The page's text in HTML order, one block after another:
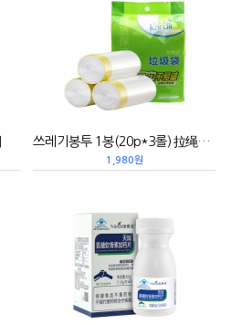
쓰레기봉투 1봉(20p*3롤) 拉绳式垃圾袋
1,980원